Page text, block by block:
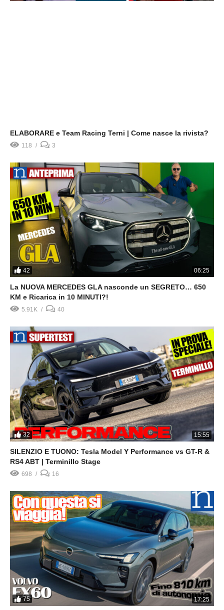
ELABORARE e Team Racing Terni | Come nasce la rivista?
118 3
42 06:25
La NUOVA MERCEDES GLA nasconde un SEGRETO… 650
KM e Ricarica in 10 MINUTI?!
5.91K 40
32 15:55
SILENZIO E TUONO: Tesla Model Y Performance vs GT-R &
RS4 ABT | Terminillo Stage
698 16
75 17:25